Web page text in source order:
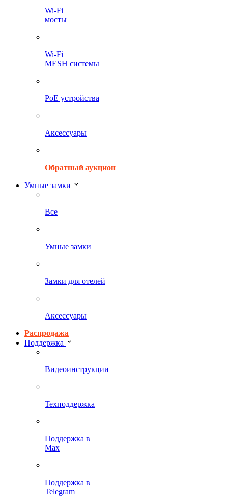
Wi-Fi
мосты
Wi-Fi
MESH системы
PoE устройства
Аксессуары
Обратный аукцион
Умные замки
Все
Умные замки
Замки для отелей
Аксессуары
Распродажа
Поддержка
Видеоинструкции
Техподдержка
Поддержка в
Max
Поддержка в
Telegram